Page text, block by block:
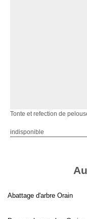
Tonte et refection de
indisponible
Abattage d'arbre Orain